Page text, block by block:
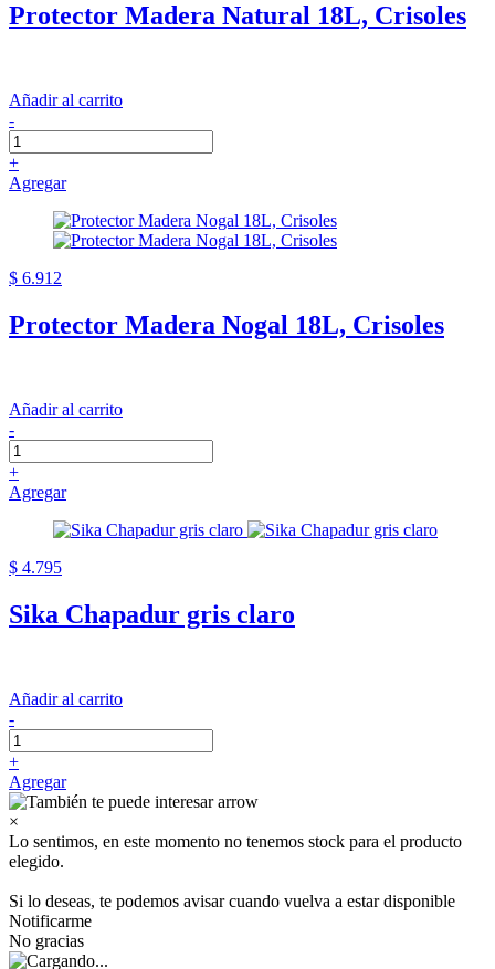
Protector Madera Natural 18L, Crisoles
Añadir al carrito
-
+
Agregar
$ 6.912
Protector Madera Nogal 18L, Crisoles
Añadir al carrito
-
+
Agregar
$ 4.795
Sika Chapadur gris claro
Añadir al carrito
-
+
Agregar
×
Lo sentimos, en este momento no tenemos stock para el producto
elegido.
Si lo deseas, te podemos avisar cuando vuelva a estar disponible
Notificarme
No gracias